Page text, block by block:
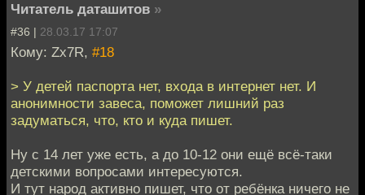
Читатель даташитов »
#36 | 28.03.17 17:07
Кому: Zx7R, #18
> У детей паспорта нет, входа в интернет нет. И
анонимности завеса, поможет лишний раз
задуматься, что, кто и куда пишет.
Ну с 14 лет уже есть, а до 10-12 они ещё всё-таки
детскими вопросами интересуются.
И тут народ активно пишет, что от ребёнка ничего не